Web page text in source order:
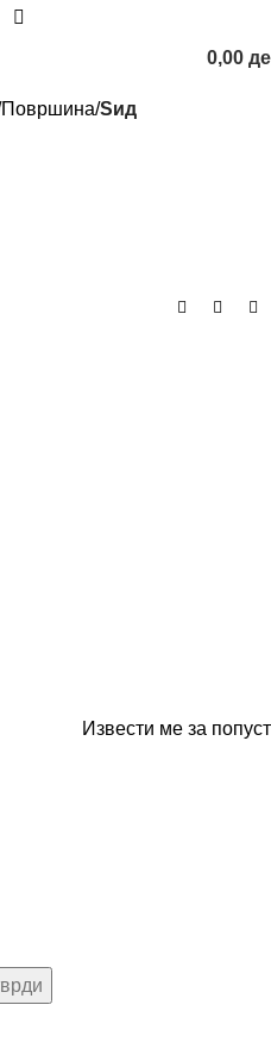
0,00
Површина Ѕид
Извести ме за попуст